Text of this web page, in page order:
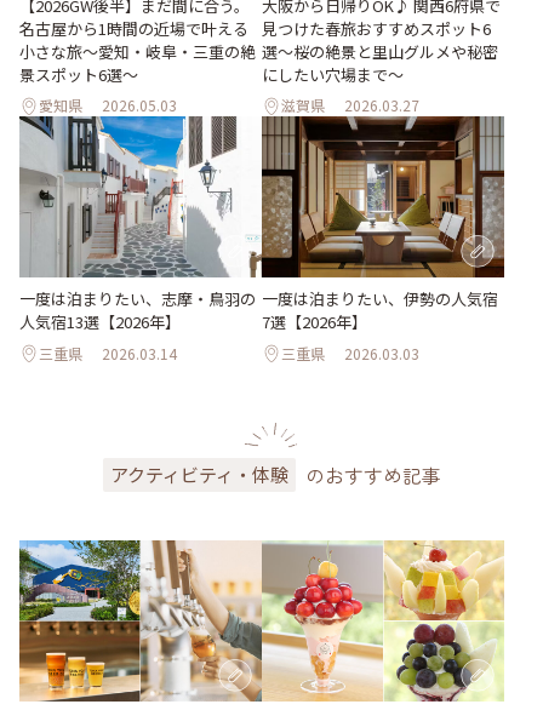
【2026GW後半】まだ間に合う。
名古屋から1時間の近場で叶える
小さな旅～愛知・岐阜・三重の絶
景スポット6選～
愛知県 2026.05.03
大阪から日帰りOK♪ 関西6府県で
見つけた春旅おすすめスポット6
選～桜の絶景と里山グルメや秘密
にしたい穴場まで～
滋賀県 2026.03.27
一度は泊まりたい、志摩・鳥羽の
人気宿13選【2026年】
三重県 2026.03.14
一度は泊まりたい、伊勢の人気宿
7選【2026年】
三重県 2026.03.03
アクティビティ・体験 のおすすめ記事